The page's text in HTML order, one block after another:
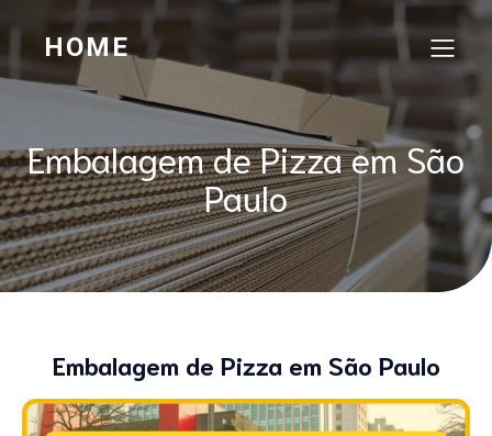
HOME
Embalagem de Pizza em São
Paulo
Embalagem de Pizza em São Paulo